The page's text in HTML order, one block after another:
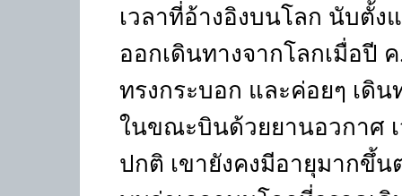
เวลาที่อ้างอิงบนโลก นับตั้ง
ออกเดินทางจากโลกเมื่อปี
ทรงกระบอก และค่อยๆ เดิ
ในขณะบินด้วยยานอวกาศ
ปกติ เขายังคงมีอายุมากขึ้น